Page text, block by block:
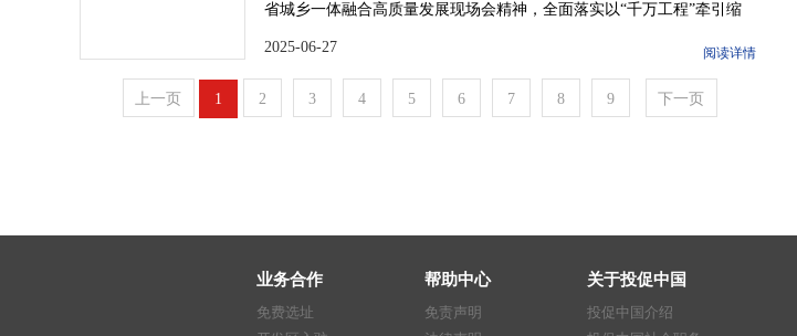
省城乡一体融合高质量发展现场会精神，全面落实以“千万工程”牵引缩
发展，打造宜居宜业和美乡村新格局。县领导王欣东、娄宇飞等参加。
2025-06-27 阅读详情
上一页 1 2 3 4 5 6 7 8 9 下一页
业务合作
免费选址
帮助中心
免责声明
关于投促中国
投促中国介绍